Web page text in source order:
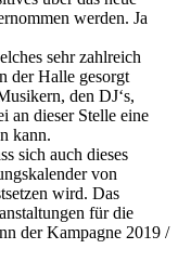
werden. Ja
sehr zahlreich
der Halle gesorgt
den DJ‘s,
an dieser Stelle eine
kann.
sich auch dieses
von
wird. Das
für die
der Kampagne 2019 /